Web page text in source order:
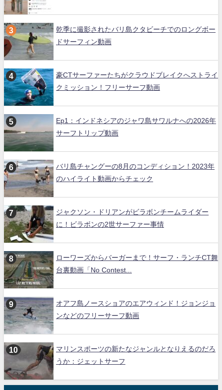
乾季に撮影されたバリ島クタビーチでのロングボー
ドサーフィン動画
豪CTサーファーたちがクラウドブレイクへストライ
クミッション！フリーサーフ動画
Ep1：インドネシアのジャワ島サワルナへの2026年
サーフトリップ動画
バリ島チャングーの8月のコンディション！2023年
のハイライト動画からチェック
ジャクソン・ドリアンがビラボンチームライダー
に！ビラボンの2世サーファー事情
ローワーズからバーガーまで！サーフ・ランチCT舞
台裏動画「No Contest...
オアフ島ノースショアのエアウィンド！ジョンジョ
ンなどのフリーサーフ動画
マリンスポーツの新たなジャンルとなりえるのだろ
うか：ジェットサーフ